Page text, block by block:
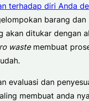
terhadap diri Anda
barang dan
akan ditukar dengan
wastemembuat
evaluasi dan
membuat anda